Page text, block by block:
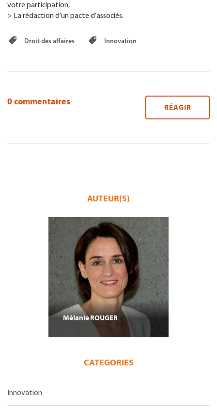
votre participation,
> La rédaction d’un pacte d’associés.
Droit des affaires Innovation
0 commentaires
RÉAGIR
AUTEUR(S)
MélanieROUGER
CATEGORIES
Innovation